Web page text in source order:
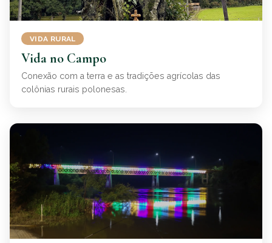
VIDA RURAL
Vida no Campo
Conexão com a terra e as tradições agrícolas das
colônias rurais polonesas.